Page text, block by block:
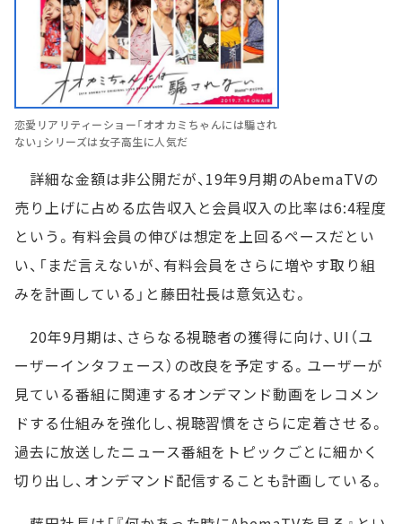
恋愛リアリティーショー「オオカミちゃんには騙され
ない」シリーズは女子高生に人気だ
詳細な金額は非公開だが、19年9月期のAbemaTVの
売り上げに占める広告収入と会員収入の比率は6:4程度
という。有料会員の伸びは想定を上回るペースだとい
い、「まだ言えないが、有料会員をさらに増やす取り組
みを計画している」と藤田社長は意気込む。
20年9月期は、さらなる視聴者の獲得に向け、UI（ユ
ーザーインタフェース）の改良を予定する。ユーザーが
見ている番組に関連するオンデマンド動画をレコメン
ドする仕組みを強化し、視聴習慣をさらに定着させる。
過去に放送したニュース番組をトピックごとに細かく
切り出し、オンデマンド配信することも計画している。